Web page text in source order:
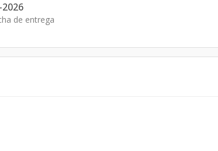
2026
de entrega